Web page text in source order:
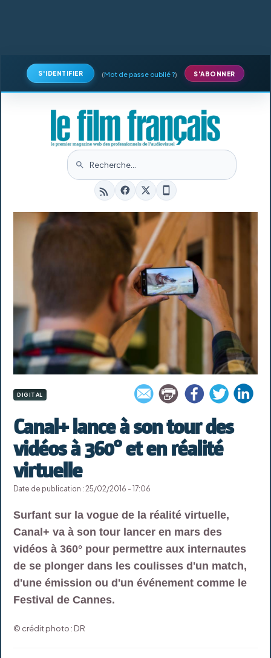
S'IDENTIFIER (Mot de passe oublié ?) S'ABONNER
DIGITAL
Canal+ lance à son tour des
vidéos à 360° et en réalité
virtuelle
Date de publication : 25/02/2016 - 17:06
Surfant sur la vogue de la réalité virtuelle,
Canal+ va à son tour lancer en mars des
vidéos à 360° pour permettre aux internautes
de se plonger dans les coulisses d'un match,
d'une émission ou d'un événement comme le
Festival de Cannes.
© crédit photo : DR